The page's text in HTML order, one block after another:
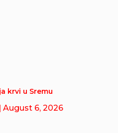
krvi u Sremu
| August 6, 2026